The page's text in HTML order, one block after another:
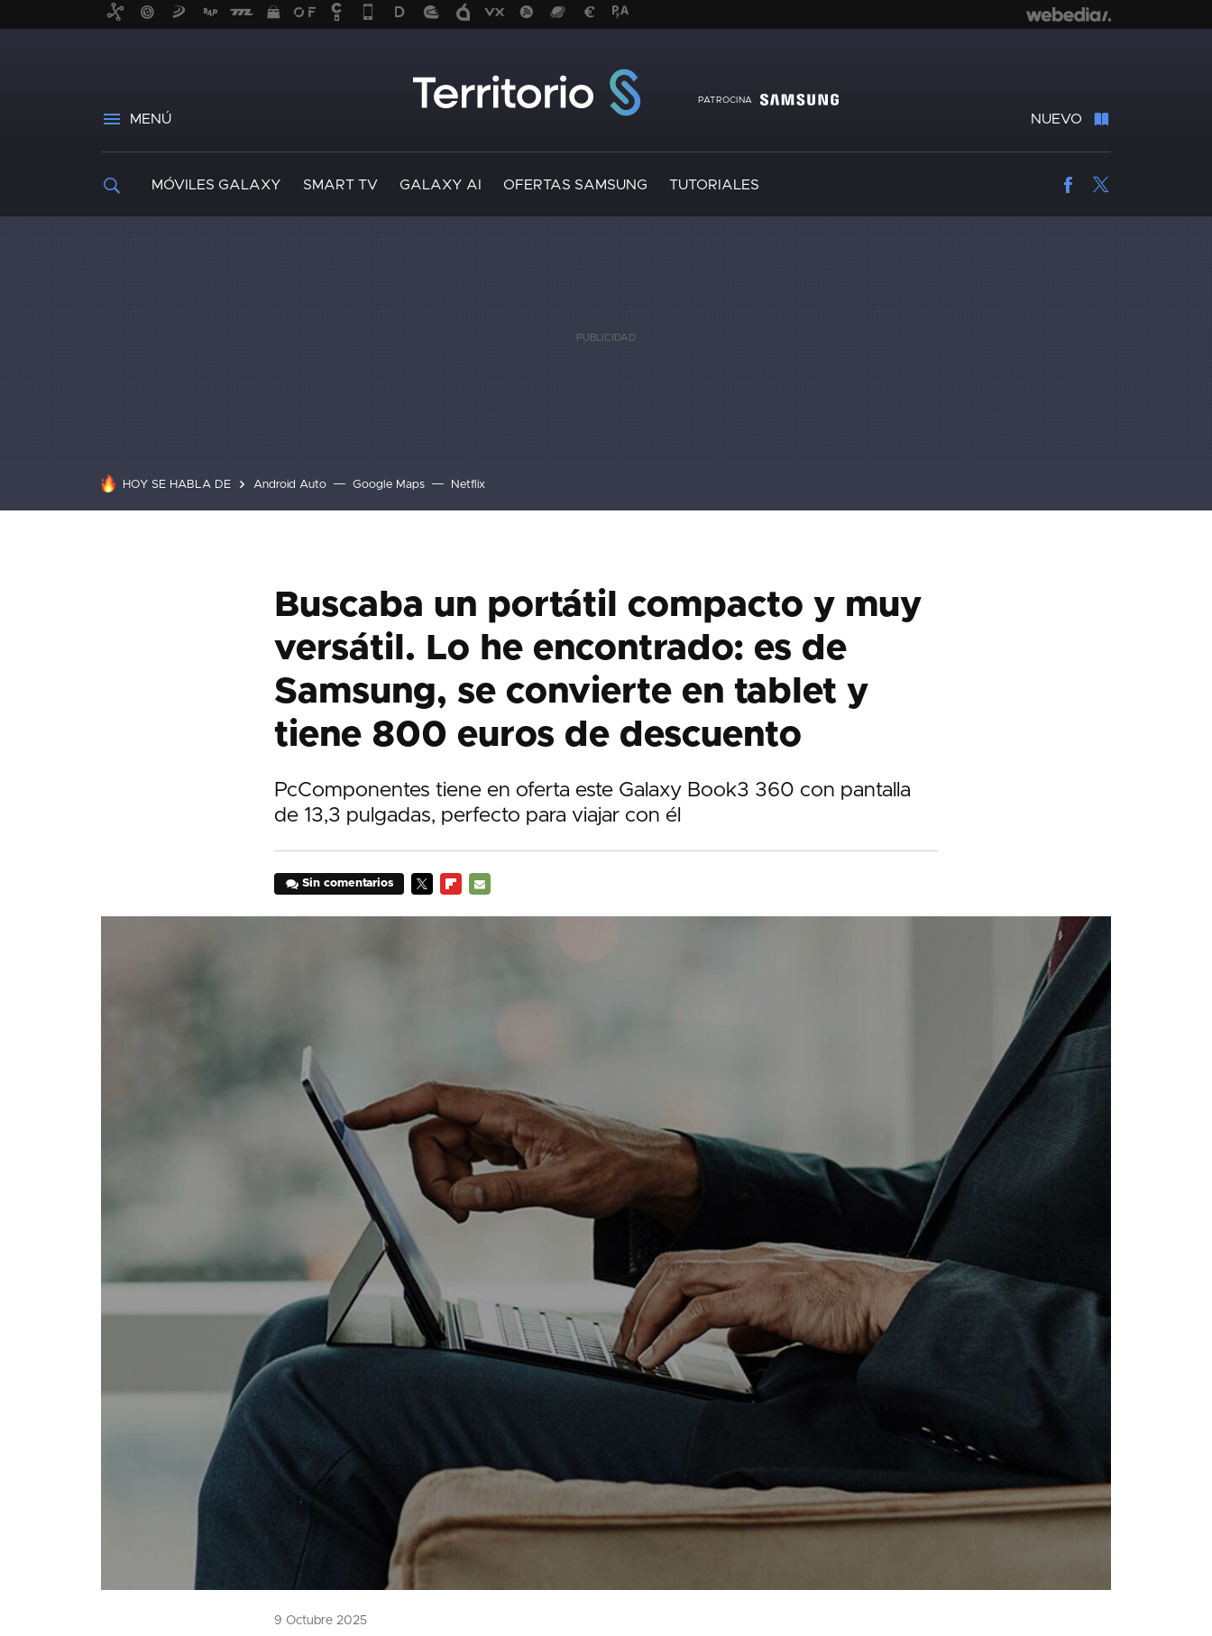
PATROCINA
MENÚ NUEVO
MÓVILES GALAXY SMART TV GALAXY AI OFERTAS SAMSUNG TUTORIALES Facebook
HOY SE HABLA DE Android Auto Google Maps Netflix
Buscaba un portátil compacto y muy
versátil. Lo he encontrado: es de
Samsung, se convierte en tablet y
tiene 800 euros de descuento
PcComponentes tiene en oferta este Galaxy Book3 360 con pantalla
de 13,3 pulgadas, perfecto para viajar con él
Sin comentarios
9 Octubre 2025